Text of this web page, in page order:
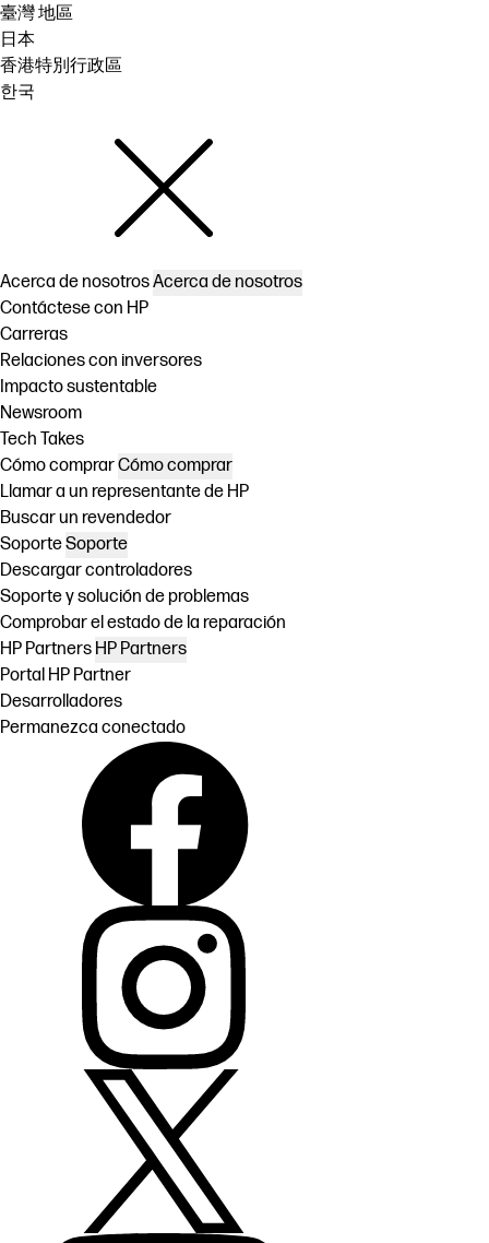
臺灣 地區
日本
香港特別行政區
한국
Acerca de nosotrosAcerca de nosotros
Contáctese con HP
Carreras
Relaciones con inversores
Impacto sustentable
Newsroom
Tech Takes
Cómo comprarCómo comprar
Llamar a un representante de HP
Buscar un revendedor
SoporteSoporte
Descargar controladores
Soporte y solución de problemas
Comprobar el estado de la reparación
HP Partners HP Partners
Portal HP Partner
Desarrolladores
Permanezca conectado